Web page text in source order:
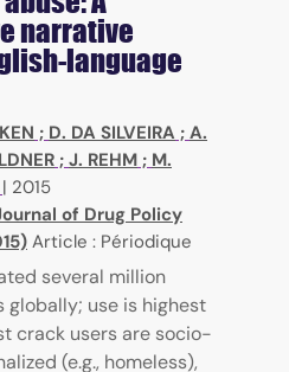
narrative
language
; D. DA SILVEIRA ; A.
; J. REHM ; M.
| 2015
of Drug Policy
Article : Périodique
several million
use is highest
crack users are socio-
(e.g., homeless),